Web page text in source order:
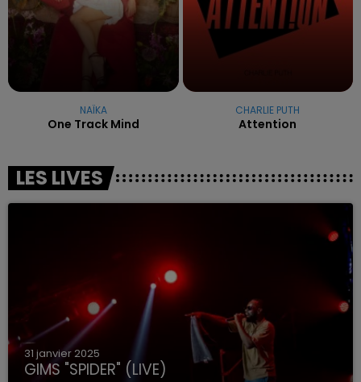
NAÏKA
One Track Mind
CHARLIE PUTH
Attention
LES LIVES
31 janvier 2025
GIMS "SPIDER" (LIVE)